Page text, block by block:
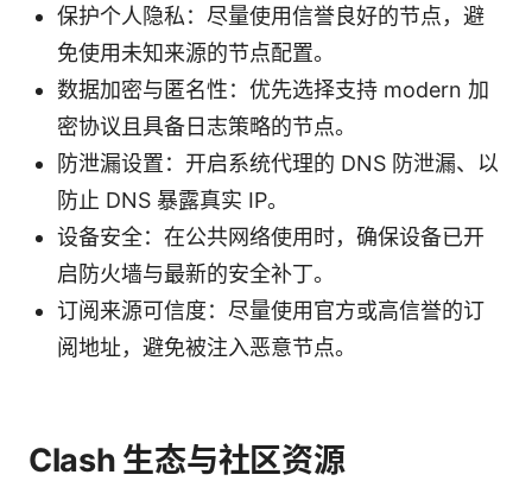
保护个人隐私：尽量使用信誉良好的节点，避
免使用未知来源的节点配置。
数据加密与匿名性：优先选择支持 modern 加
密协议且具备日志策略的节点。
防泄漏设置：开启系统代理的 DNS 防泄漏、以
防止 DNS 暴露真实 IP。
设备安全：在公共网络使用时，确保设备已开
启防火墙与最新的安全补丁。
订阅来源可信度：尽量使用官方或高信誉的订
阅地址，避免被注入恶意节点。
Clash 生态与社区资源